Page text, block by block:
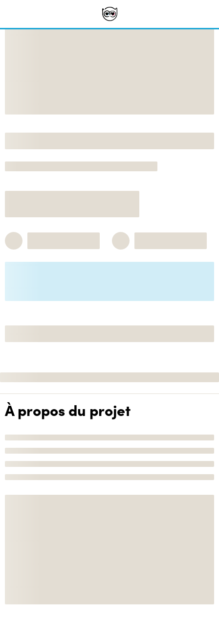
À propos du projet